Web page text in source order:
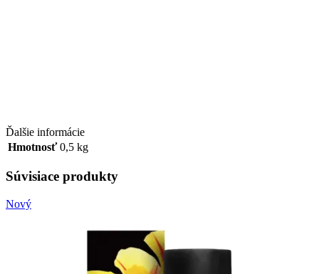
Ďalšie informácie
Hmotnosť 0,5 kg
Súvisiace produkty
Nový